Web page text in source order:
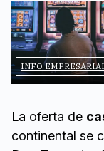
INFO
La oferta de
continental se